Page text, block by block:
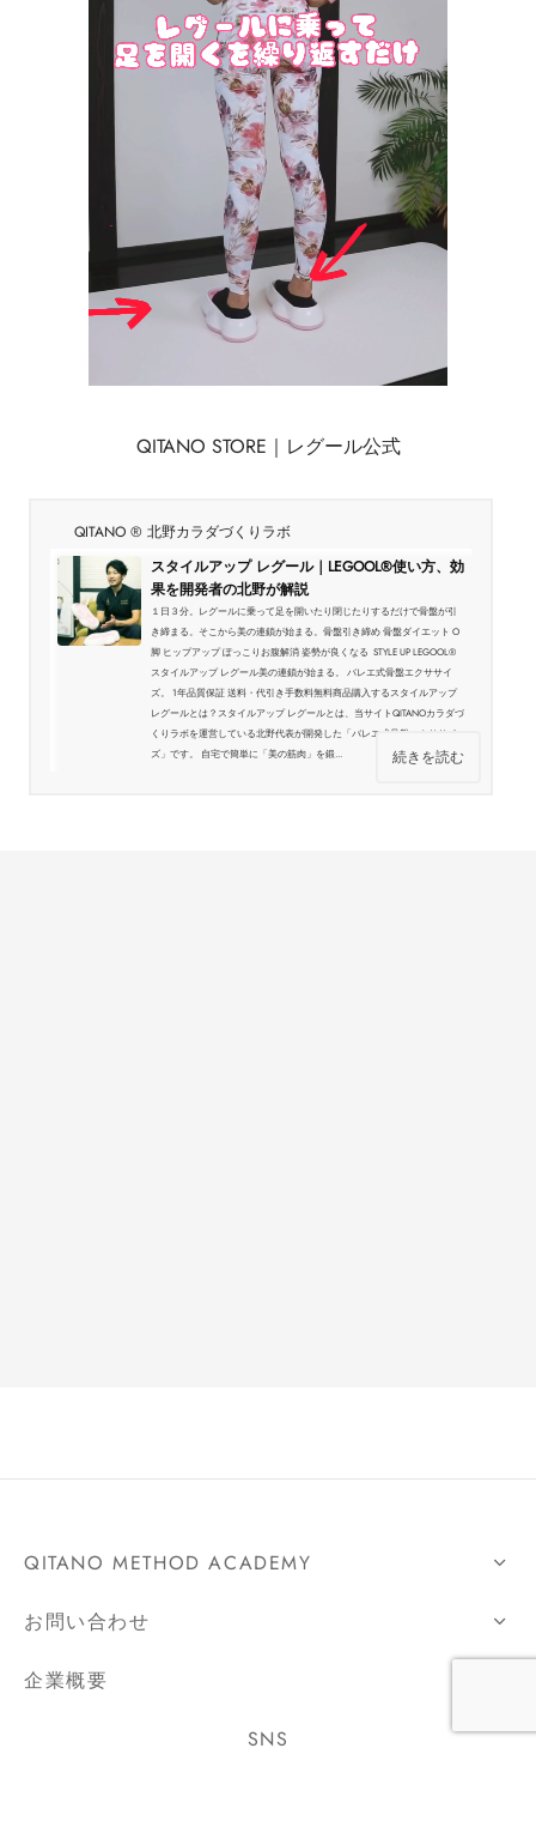
QITANO STORE｜レグール公式
QITANO ® 北野カラダづくりラボ
スタイルアップ レグール｜LEGOOL®使い方、効
果を開発者の北野が解説
１日３分。レグールに乗って足を開いたり閉じたりするだけで骨盤が引
き締まる。そこから美の連鎖が始まる。骨盤引き締め 骨盤ダイエット O
脚 ヒップアップ ぽっこりお腹解消 姿勢が良くなる STYLE UP LEGOOL®
スタイルアップ レグール美の連鎖が始まる。 バレエ式骨盤エクササイ
ズ。 1年品質保証 送料・代引き手数料無料商品購入するスタイルアップ
レグールとは？スタイルアップ レグールとは、当サイトQITANOカラダづ
くりラボを運営している北野代表が開発した「バレエ式骨盤エクササイ
ズ」です。 自宅で簡単に「美の筋肉」を鍛...
続きを読む
QITANO METHOD ACADEMY
お問い合わせ
企業概要
SNS